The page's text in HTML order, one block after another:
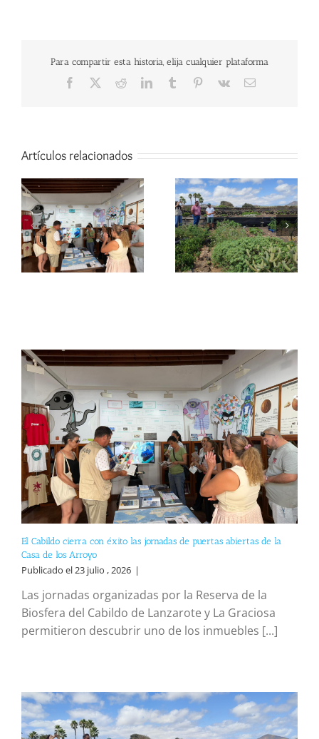
Para compartir esta historia, elija cualquier plataforma
Facebook RedditLinkedInTumblr Pinterest
Vk
Correo
Artículos relacionados
El Cabildo cierra con éxito las jornadas de puertas abiertas de la
Casa de los Arroyo
Publicado el 23 julio , 2026 |
Las jornadas organizadas por la Reserva de la
Biosfera del Cabildo de Lanzarote y La Graciosa
permitieron descubrir uno de los inmuebles [...]